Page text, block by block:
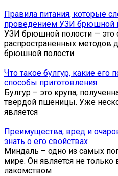
Правила питания, которые
проведением УЗИ брюшной
УЗИ брюшной полости — это
распространенных методов
брюшной полости.
Что такое булгур, какие его
способы приготовления
Булгур – это крупа,
твердой пшеницы. Уже
является
Преимущества, вред и
знать о его свойствах
Миндаль – одно из самых
мире. Он является не
лакомством